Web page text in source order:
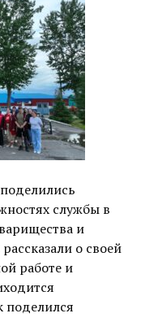
службы в
и
о своей
работе и
поделился